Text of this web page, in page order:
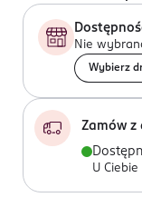
Nie
Wybierz
Zamów z
U